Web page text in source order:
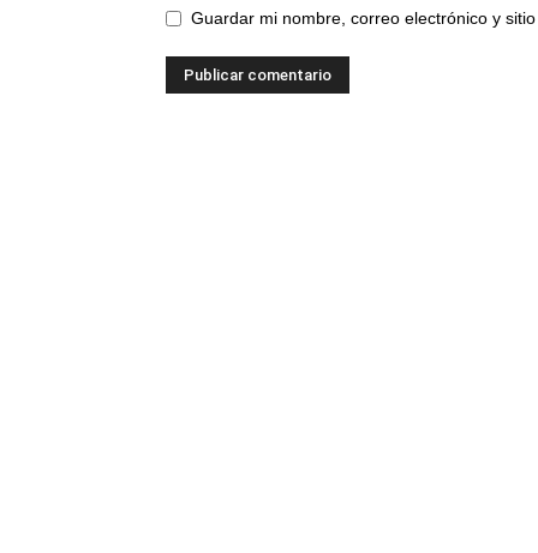
Guardar mi nombre, correo electrónico y